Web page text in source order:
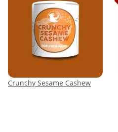
Crunchy Sesame Cashew